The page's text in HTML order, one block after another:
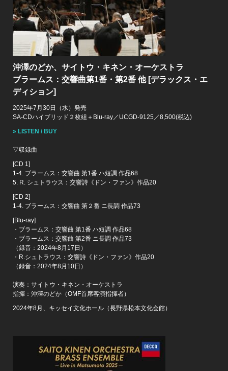
沖澤のどか、サイトウ・キネン・オーケストラ
ブラームス：交響曲第1番・第2番 他 [デラックス・エ
ディション]
2025年7月30日（水）発売
SA-CDハイブリッド２枚組＋Blu-ray／UCGD-9125／8,500(税込)
» LISTEN / BUY
▽収録曲
[CD 1]
1-4. ブラームス：交響曲 第1番 ハ短調 作品68
5. R. シュトラウス：交響詩《ドン・ファン》作品20
[CD 2]
1-4. ブラームス：交響曲 第２番 ニ長調 作品73
[Blu-ray]
・ブラームス：交響曲 第1番 ハ短調 作品68
・ブラームス：交響曲 第2番 ニ長調 作品73
（録音：2024年8月17日）
・R.シュトラウス：交響詩《ドン・ファン》作品20
（録音：2024年8月10日）
演奏：サイトウ・キネン・オーケストラ
指揮：沖澤のどか（OMF首席客演指揮者）
2024年8月、キッセイ文化ホール（長野県松本文化会館）